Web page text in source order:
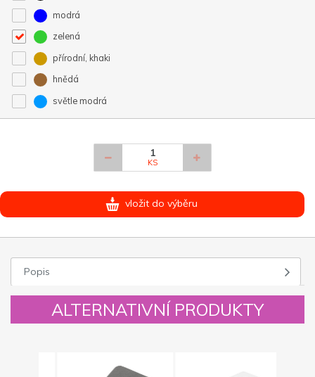
modrá
zelená
přírodní, khaki
hnědá
světle modrá
KS
vložit do výběru
Popis
ALTERNATIVNÍ PRODUKTY